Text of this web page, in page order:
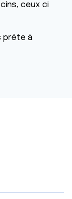
ceux ci
prête à